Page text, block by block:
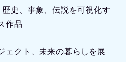
歴史、事象、伝説を可視化す
作品
ェクト、未来の暮らしを展